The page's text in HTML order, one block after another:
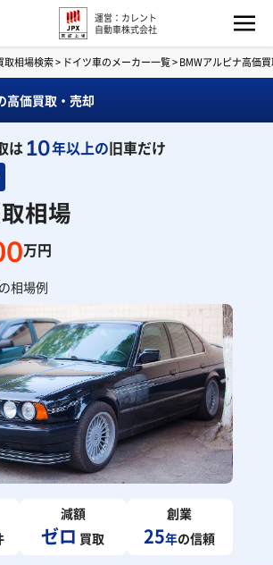
運営：カレント
自動車株式会社
取相場検索> ドイツ車のメーカー一覧>BMWアルピナ高価
高価買取・売却
は10年以上の旧車だけ
相場
万円
相場例
減額
ゼロ 買取
創業
25年の信頼